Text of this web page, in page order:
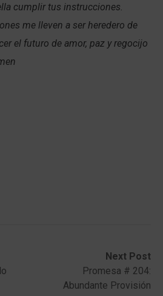
cumplir tus instrucciones.
me lleven a ser heredero de
el futuro de amor, paz y regocijo
Next Post
Promesa # 204:
Abundante Provisión